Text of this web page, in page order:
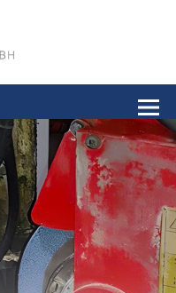
Machine
GmbH